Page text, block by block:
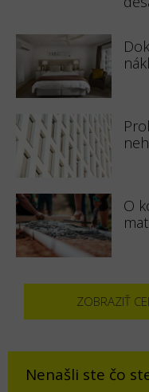
O
ZOBRAZIŤ
Nenašli ste čo